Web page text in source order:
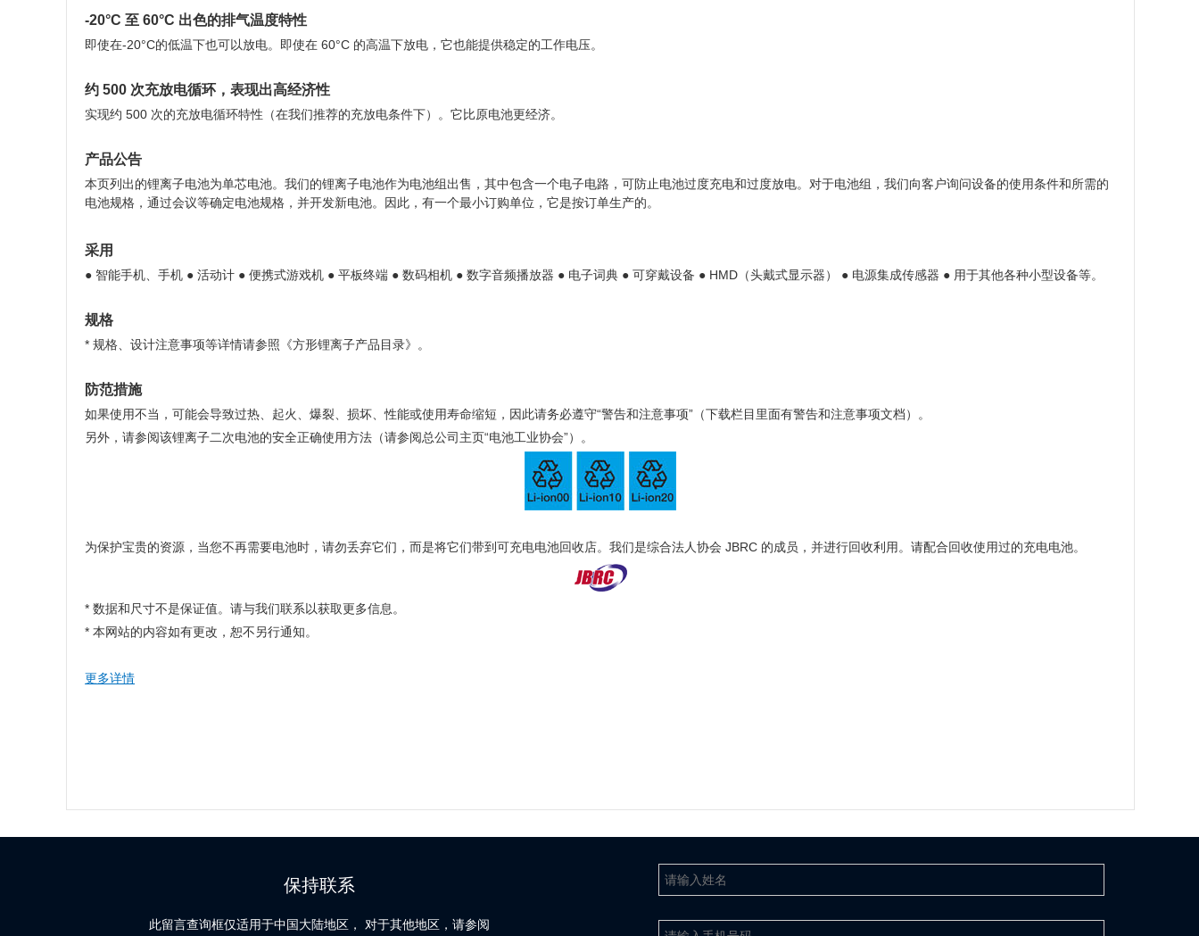
-20°C 至 60°C 出色的排气温度特性
即使在-20°C的低温下也可以放电。即使在 60°C 的高温下放电，它也能提供稳定的工作电压。
约 500 次充放电循环，表现出高经济性
实现约 500 次的充放电循环特性（在我们推荐的充放电条件下）。它比原电池更经济。
产品公告
本页列出的锂离子电池为单芯电池。我们的锂离子电池作为电池组出售，其中包含一个电子电路，可防止电池过度充电和过度放电。对于电池组，我们向客户询问设备的使用条件和所需的
电池规格，通过会议等确定电池规格，并开发新电池。因此，有一个最小订购单位，它是按订单生产的。
采用
● 智能手机、手机 ● 活动计 ● 便携式游戏机 ● 平板终端 ● 数码相机 ● 数字音频播放器 ● 电子词典 ● 可穿戴设备 ● HMD（头戴式显示器） ● 电源集成传感器 ● 用于其他各种小型设备等。
规格
* 规格、设计注意事项等详情请参照《方形锂离子产品目录》。
防范措施
如果使用不当，可能会导致过热、起火、爆裂、损坏、性能或使用寿命缩短，因此请务必遵守“警告和注意事项”（下载栏目里面有警告和注意事项文档）。
另外，请参阅该锂离子二次电池的安全正确使用方法（请参阅总公司主页“电池工业协会”）。
为保护宝贵的资源，当您不再需要电池时，请勿丢弃它们，而是将它们带到可充电电池回收店。我们是综合法人协会 JBRC 的成员，并进行回收利用。请配合回收使用过的充电电池。
* 数据和尺寸不是保证值。请与我们联系以获取更多信息。
* 本网站的内容如有更改，恕不另行通知。
更多详情
保持联系
此留言查询框仅适用于中国大陆地区， 对于其他地区，请参阅